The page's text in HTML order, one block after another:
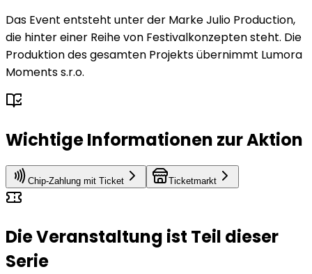
Das Event entsteht unter der Marke Julio Production,
die hinter einer Reihe von Festivalkonzepten steht. Die
Produktion des gesamten Projekts übernimmt Lumora
Moments s.r.o.
Wichtige Informationen zur Aktion
Chip-Zahlung mit Ticket Ticketmarkt
Die Veranstaltung ist Teil dieser
Serie